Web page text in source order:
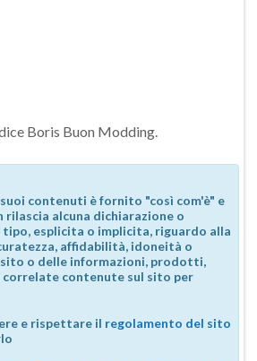
Boris Buon Modding.
contenuti è fornito "così com'è" e
rilascia alcuna dichiarazione o
tipo, esplicita o implicita, riguardo alla
affidabilità, idoneità o
o delle informazioni, prodotti,
correlate contenute sul sito per
e rispettare il regolamento del sito